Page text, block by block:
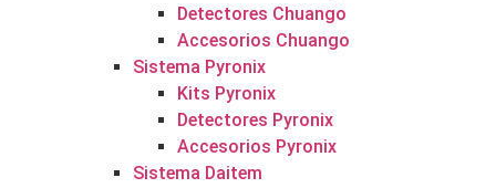
Detectores Chuango
Accesorios Chuango
Sistema Pyronix
Kits Pyronix
Detectores Pyronix
Accesorios Pyronix
Sistema Daitem